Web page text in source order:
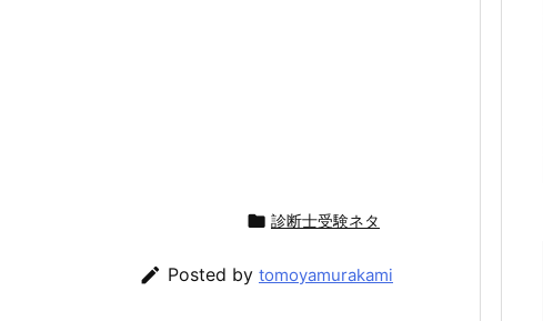
 診断士受験ネタ
 Posted by tomoyamurakami